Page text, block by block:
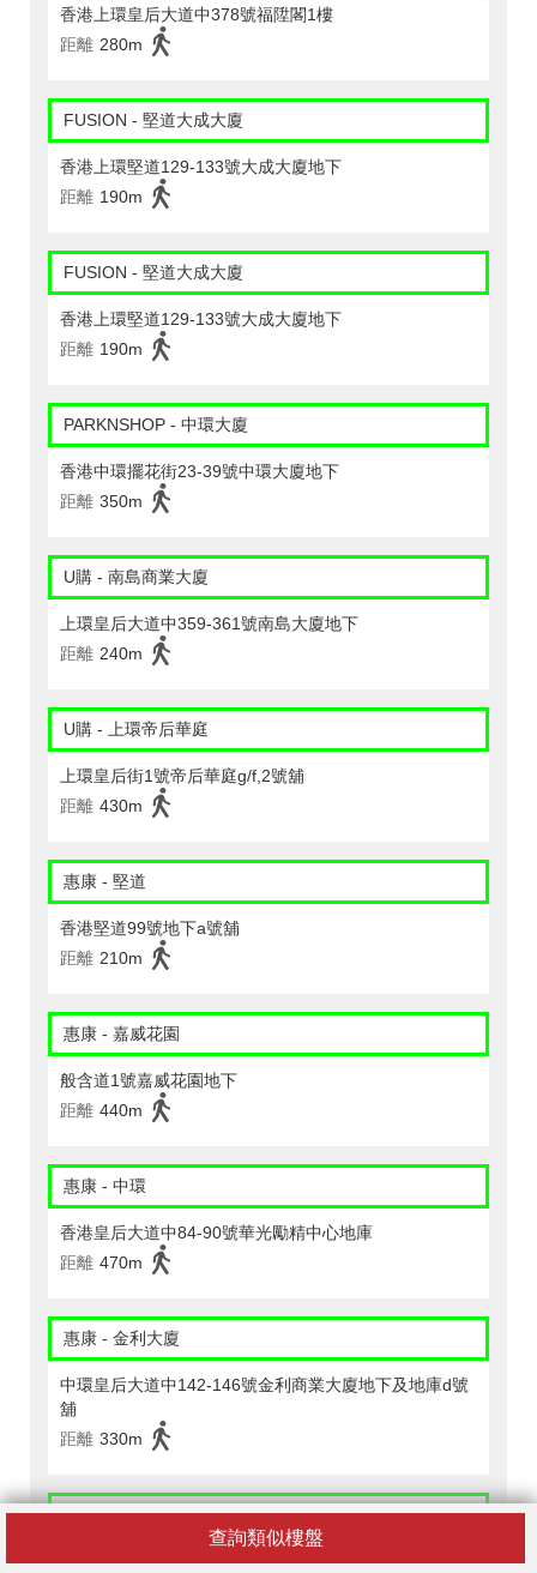
查詢類似樓盤
香港上環皇后大道中378號福陞閣1樓
距離 280m
FUSION - 堅道大成大廈
香港上環堅道129-133號大成大廈地下
距離 190m
FUSION - 堅道大成大廈
香港上環堅道129-133號大成大廈地下
距離 190m
PARKNSHOP - 中環大廈
香港中環擺花街23-39號中環大廈地下
距離 350m
U購 - 南島商業大廈
上環皇后大道中359-361號南島大廈地下
距離 240m
U購 - 上環帝后華庭
上環皇后街1號帝后華庭g/f,2號舖
距離 430m
惠康 - 堅道
香港堅道99號地下a號舖
距離 210m
惠康 - 嘉威花園
般含道1號嘉威花園地下
距離 440m
惠康 - 中環
香港皇后大道中84-90號華光勵精中心地庫
距離 470m
惠康 - 金利大廈
中環皇后大道中142-146號金利商業大廈地下及地庫d號
舖
距離 330m
惠康 - 龍記大廈
上環德輔道中267-275號龍記大廈地下